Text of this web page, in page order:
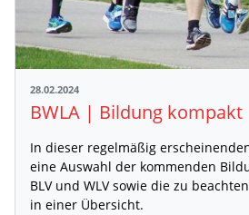
28.02.2024
BWLA | Bildung kompakt
In dieser regelmäßig
eine Auswahl der kommenden
BLV und WLV sowie die zu
in einer Übersicht.